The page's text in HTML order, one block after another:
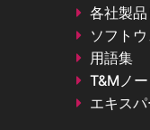
各社製
ソフト
用語集
T&Mノー
エキス